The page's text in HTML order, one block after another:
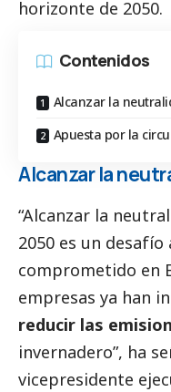
horizonte de 2050.
Contenidos
Alcanzar la
Apuesta por la
Alcanzar la
“Alcanzar la
2050 es un
comprometido en
empresas ya han
reducir las
invernadero”, ha
vicepresidente